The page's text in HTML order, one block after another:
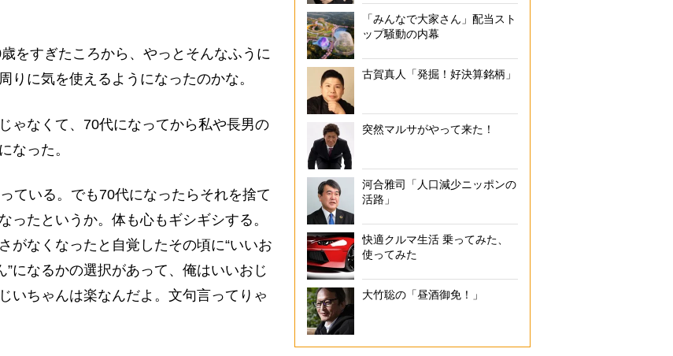
をすぎたころから、やっとそんなふうに
りに気を使えるようになったのかな。
ゃなくて、70代になってから私や長男の
なった。
ている。でも70代になったらそれを捨て
ったというか。体も心もギシギシする。
がなくなったと自覚したその頃に“いいお
”になるかの選択があって、俺はいいおじ
いちゃんは楽なんだよ。文句言ってりゃ
「みんなで大家さん」配当スト
ップ騒動の内幕
古賀真人「発掘！好決算銘柄」
突然マルサがやって来た！
河合雅司「人口減少ニッポンの
活路」
快適クルマ生活 乗ってみた、
使ってみた
大竹聡の「昼酒御免！」